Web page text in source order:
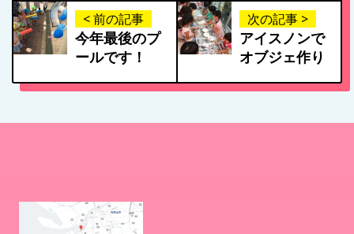
1日のスケジュール
年間行事
施設紹介・園概要
< 前の記事
今年最後のプ
ールです！
次の記事 >
アイスノンで
オブジェ作り